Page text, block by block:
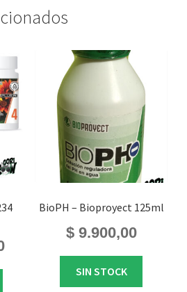
BioPH – Bioproyect 125ml
$9.900,00
SIN STOCK